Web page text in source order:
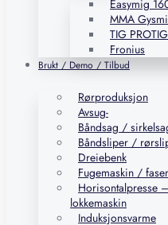
Easymig
MMA
TIG
Fronius
Brukt / Demo / Tilbud
Rørproduksjon
Avsug-
Båndsag /
Båndsliper /
Dreiebenk
Fugemaskin /
Horisontalpresse
lokkemaskin
Induksjonsvarme